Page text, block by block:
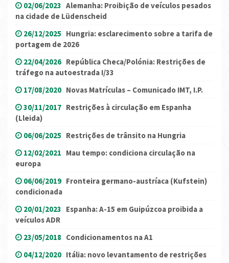
02/06/2023 Alemanha: Proibição de veículos pesados
na cidade de Lüdenscheid
26/12/2025 Hungria: esclarecimento sobre a tarifa de
portagem de 2026
22/04/2026 República Checa/Polónia: Restrições de
tráfego na autoestrada I/33
17/08/2020 Novas Matrículas – Comunicado IMT, I.P.
30/11/2017 Restrições à circulação em Espanha
(Lleida)
06/06/2025 Restrições de trânsito na Hungria
12/02/2021 Mau tempo: condiciona circulação na
europa
06/06/2019 Fronteira germano-austríaca (Kufstein)
condicionada
20/01/2023 Espanha: A-15 em Guipúzcoa proibida a
veículos ADR
23/05/2018 Condicionamentos na A1
04/12/2020 Itália: novo levantamento de restrições